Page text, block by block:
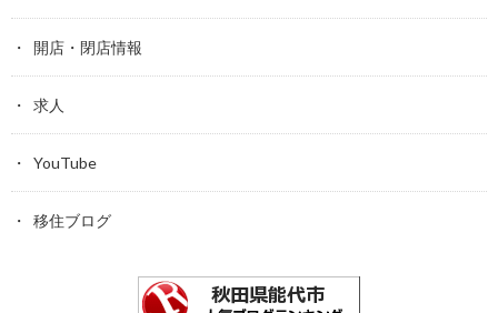
開店・閉店情報
求人
YouTube
移住ブログ